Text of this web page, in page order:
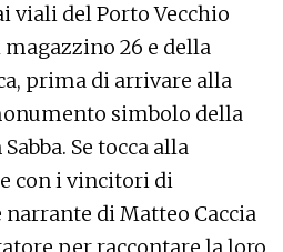
viali del Porto Vecchio
26 e della
prima di arrivare alla
simbolo della
Se tocca alla
con i vincitori di
narrante di Matteo Caccia